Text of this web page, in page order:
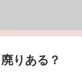
りある？